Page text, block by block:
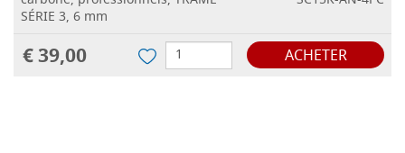
SÉRIE 3, 6 mm
€ 39,00 ACHETER